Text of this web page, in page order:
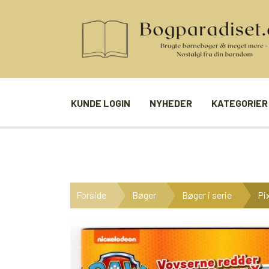
KUNDE LOGIN NYHEDER KATEGORIER
BØGER I SERIE
UDVALGTE FORFATTERE
BILLED- /
FIRKORT
Forside Bøger Bøger i serie